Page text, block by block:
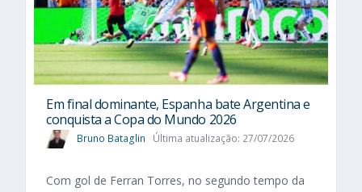
Em final dominante, Espanha bate Argentina e
conquista a Copa do Mundo 2026
Bruno Bataglin Última atualização: 27/07/2026
Com gol de Ferran Torres, no segundo tempo da